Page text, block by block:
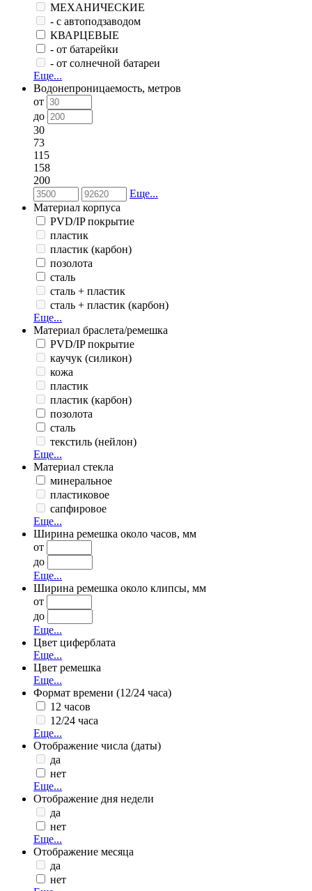
МЕХАНИЧЕСКИЕ
- с автоподзаводом
КВАРЦЕВЫЕ
- от батарейки
- от солнечной батареи
Еще...
Водонепроницаемость, метров
от
до
30
73
115
158
200
Еще...
Материал корпуса
PVD/IP покрытие
пластик
пластик (карбон)
позолота
сталь
сталь + пластик
сталь + пластик (карбон)
Еще...
Материал браслета/ремешка
PVD/IP покрытие
каучук (силикон)
кожа
пластик
пластик (карбон)
позолота
сталь
текстиль (нейлон)
Еще...
Материал стекла
минеральное
пластиковое
сапфировое
Еще...
Ширина ремешка около часов, мм
от
до
Еще...
Ширина ремешка около клипсы, мм
от
до
Еще...
Цвет циферблата
Еще...
Цвет ремешка
Еще...
Формат времени (12/24 часа)
12 часов
12/24 часа
Еще...
Отображение числа (даты)
да
нет
Еще...
Отображение дня недели
да
нет
Еще...
Отображение месяца
да
нет